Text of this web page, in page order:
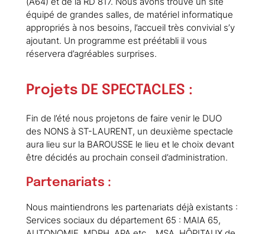
équipé de grandes salles, de matériel informatique
appropriés à nos besoins, l’accueil très convivial s’y
ajoutant. Un programme est préétabli il vous
réservera d’agréables surprises.
Projets DE SPECTACLES :
Fin de l’été nous projetons de faire venir le DUO
des NONS à ST-LAURENT, un deuxième spectacle
aura lieu sur la BAROUSSE le lieu et le choix devant
être décidés au prochain conseil d’administration.
Partenariats :
Nous maintiendrons les partenariats déjà existants :
Services sociaux du département 65 : MAIA 65,